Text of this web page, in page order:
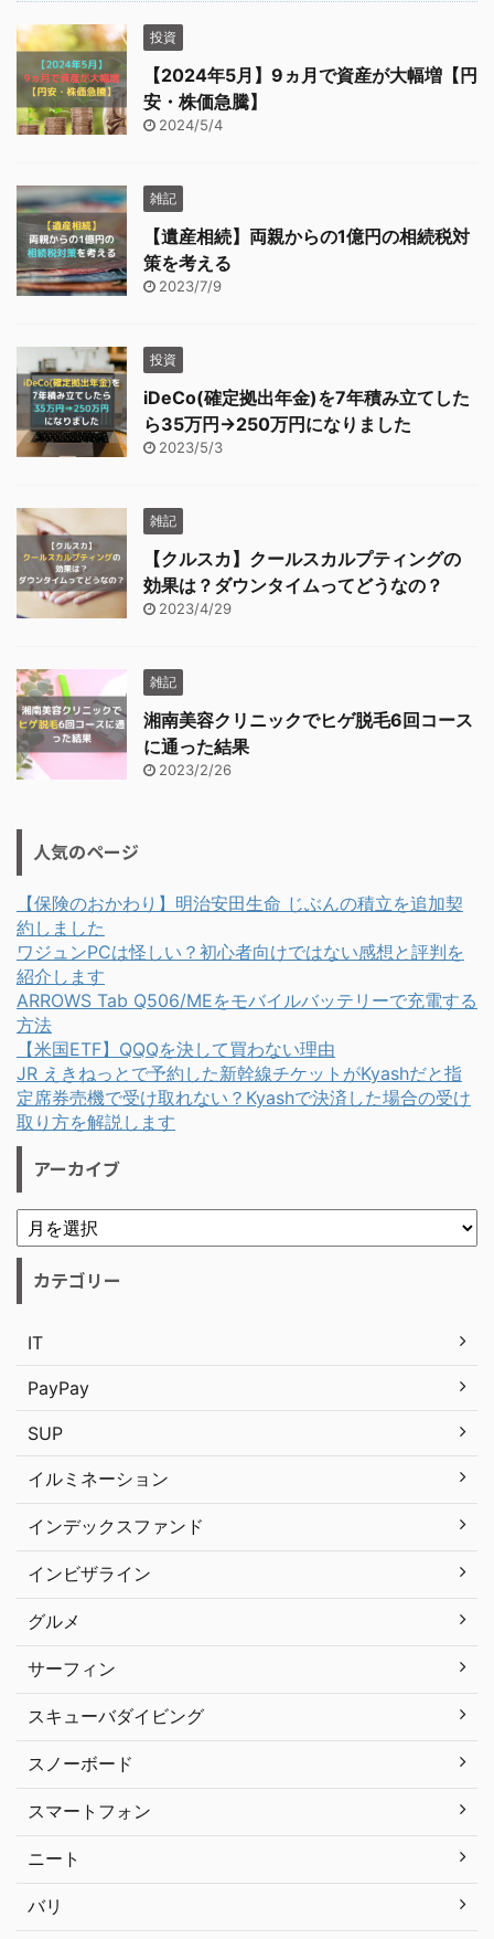
投資
【2024年5月】9ヵ月で資産が大幅増【円
安・株価急騰】
2024/5/4
雑記
【遺産相続】両親からの1億円の相続税対
策を考える
2023/7/9
投資
iDeCo(確定拠出年金)を7年積み立てした
ら35万円→250万円になりました
2023/5/3
雑記
【クルスカ】クールスカルプティングの
効果は？ダウンタイムってどうなの？
2023/4/29
雑記
湘南美容クリニックでヒゲ脱毛6回コース
に通った結果
2023/2/26
人気のページ
【保険のおかわり】明治安田生命 じぶんの積立を追加契
約しました
ワジュンPCは怪しい？初心者向けではない感想と評判を
紹介します
ARROWS Tab Q506/MEをモバイルバッテリーで充電する
方法
【米国ETF】QQQを決して買わない理由
JR えきねっとで予約した新幹線チケットがKyashだと指
定席券売機で受け取れない？Kyashで決済した場合の受け
取り方を解説します
アーカイブ
カテゴリー
IT
PayPay
SUP
イルミネーション
インデックスファンド
インビザライン
グルメ
サーフィン
スキューバダイビング
スノーボード
スマートフォン
ニート
バリ